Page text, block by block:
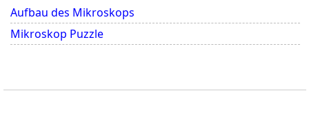
Aufbau des Mikroskops
Mikroskop Puzzle